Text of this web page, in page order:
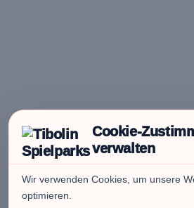
Cookie-
verwalten
Wir verwenden Cookies, um unsere
optimieren.